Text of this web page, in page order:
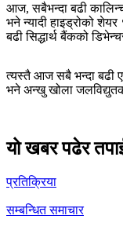
आज, सबैभन्दा बढी
भने न्यादी हाइड्रोको
बढी सिद्धार्थ बैंकको
त्यस्तै आज सबै भन्दा बढी
भने अन्खु खोला
यो खबर पढेर
प्रतिक्रिया
सम्बन्धित समाचार